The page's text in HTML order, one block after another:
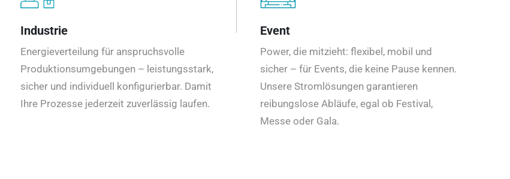
Industrie
Energieverteilung für anspruchsvolle
Produktionsumgebungen – leistungsstark,
sicher und individuell konfigurierbar. Damit
Ihre Prozesse jederzeit zuverlässig laufen.
Event
Power, die mitzieht: flexibel, mobil und
sicher – für Events, die keine Pause kennen.
Unsere Stromlösungen garantieren
reibungslose Abläufe, egal ob Festival,
Messe oder Gala.